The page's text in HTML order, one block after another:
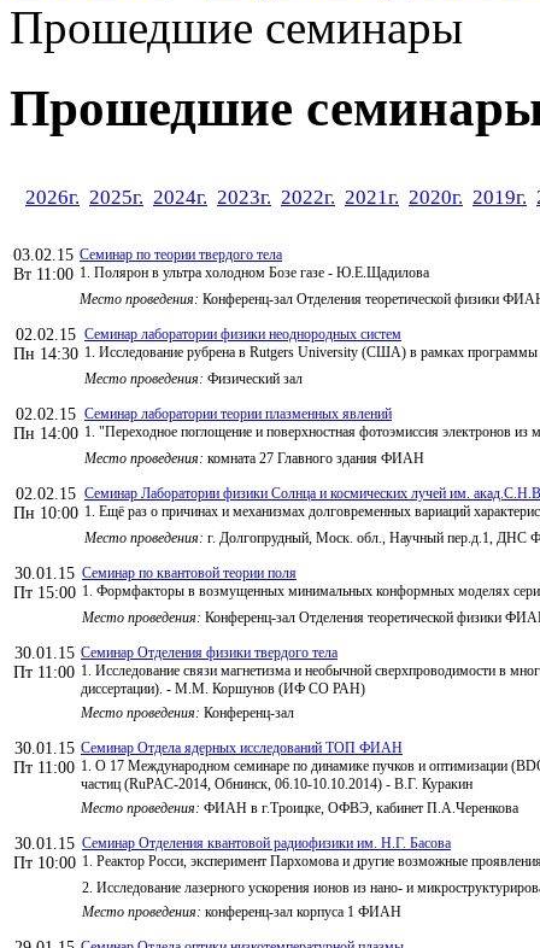
Прошедшие семинары
Прошедшие
2026г. 2025г. 2024г. 2023г. 2022г. 2021г. 2020г. 2019г.
03.02.15
Вт 11:00
Семинар по теории твердого тела
1. Полярон в ультра холодном Бозе газе - Ю.Е.Щадилова
Место проведения: Конференц-зал Отделения теоретической физики
02.02.15
Пн 14:30
Семинар лаборатории физики неоднородных систем
1. Исследование рубрена в Rutgers University (США) в рамках
Место проведения: Физический зал
02.02.15
Пн 14:00
Семинар лаборатории теории плазменных явлений
1. "Переходное поглощение и поверхностная фотоэмиссия электронов
Место проведения: комната 27 Главного здания ФИАН
02.02.15
Пн 10:00
Семинар Лаборатории физики Солнца и космических лучей им.
1. Ещё раз о причинах и механизмах долговременных вариаций
Место проведения: г. Долгопрудный, Моск. обл., Научный пер.д.1,
30.01.15
Пт 15:00
Семинар по квантовой теории поля
1. Формфакторы в возмущенных минимальных конформных моделях
Место проведения: Конференц-зал Отделения теоретической физики
30.01.15
Пт 11:00
Семинар Отделения физики твердого тела
1. Исследование связи магнетизма и необычной сверхпроводимости в
диссертации). - М.М. Коршунов (ИФ СО РАН)
Место проведения: Конференц-зал
30.01.15
Пт 11:00
Семинар Отдела ядерных исследований ТОП ФИАН
1. О 17 Международном семинаре по динамике пучков и оптимизации
частиц (RuPAC-2014, Обнинск, 06.10-10.10.2014) - В.Г. Куракин
Место проведения: ФИАН в г.Троицке, ОФВЭ, кабинет П.А.Черенкова
30.01.15
Пт 10:00
Семинар Отделения квантовой радиофизики им. Н.Г. Басова
1. Реактор Росси, эксперимент Пархомова и другие возможные
2. Исследование лазерного ускорения ионов из нано- и
Место проведения: конференц-зал корпуса 1 ФИАН